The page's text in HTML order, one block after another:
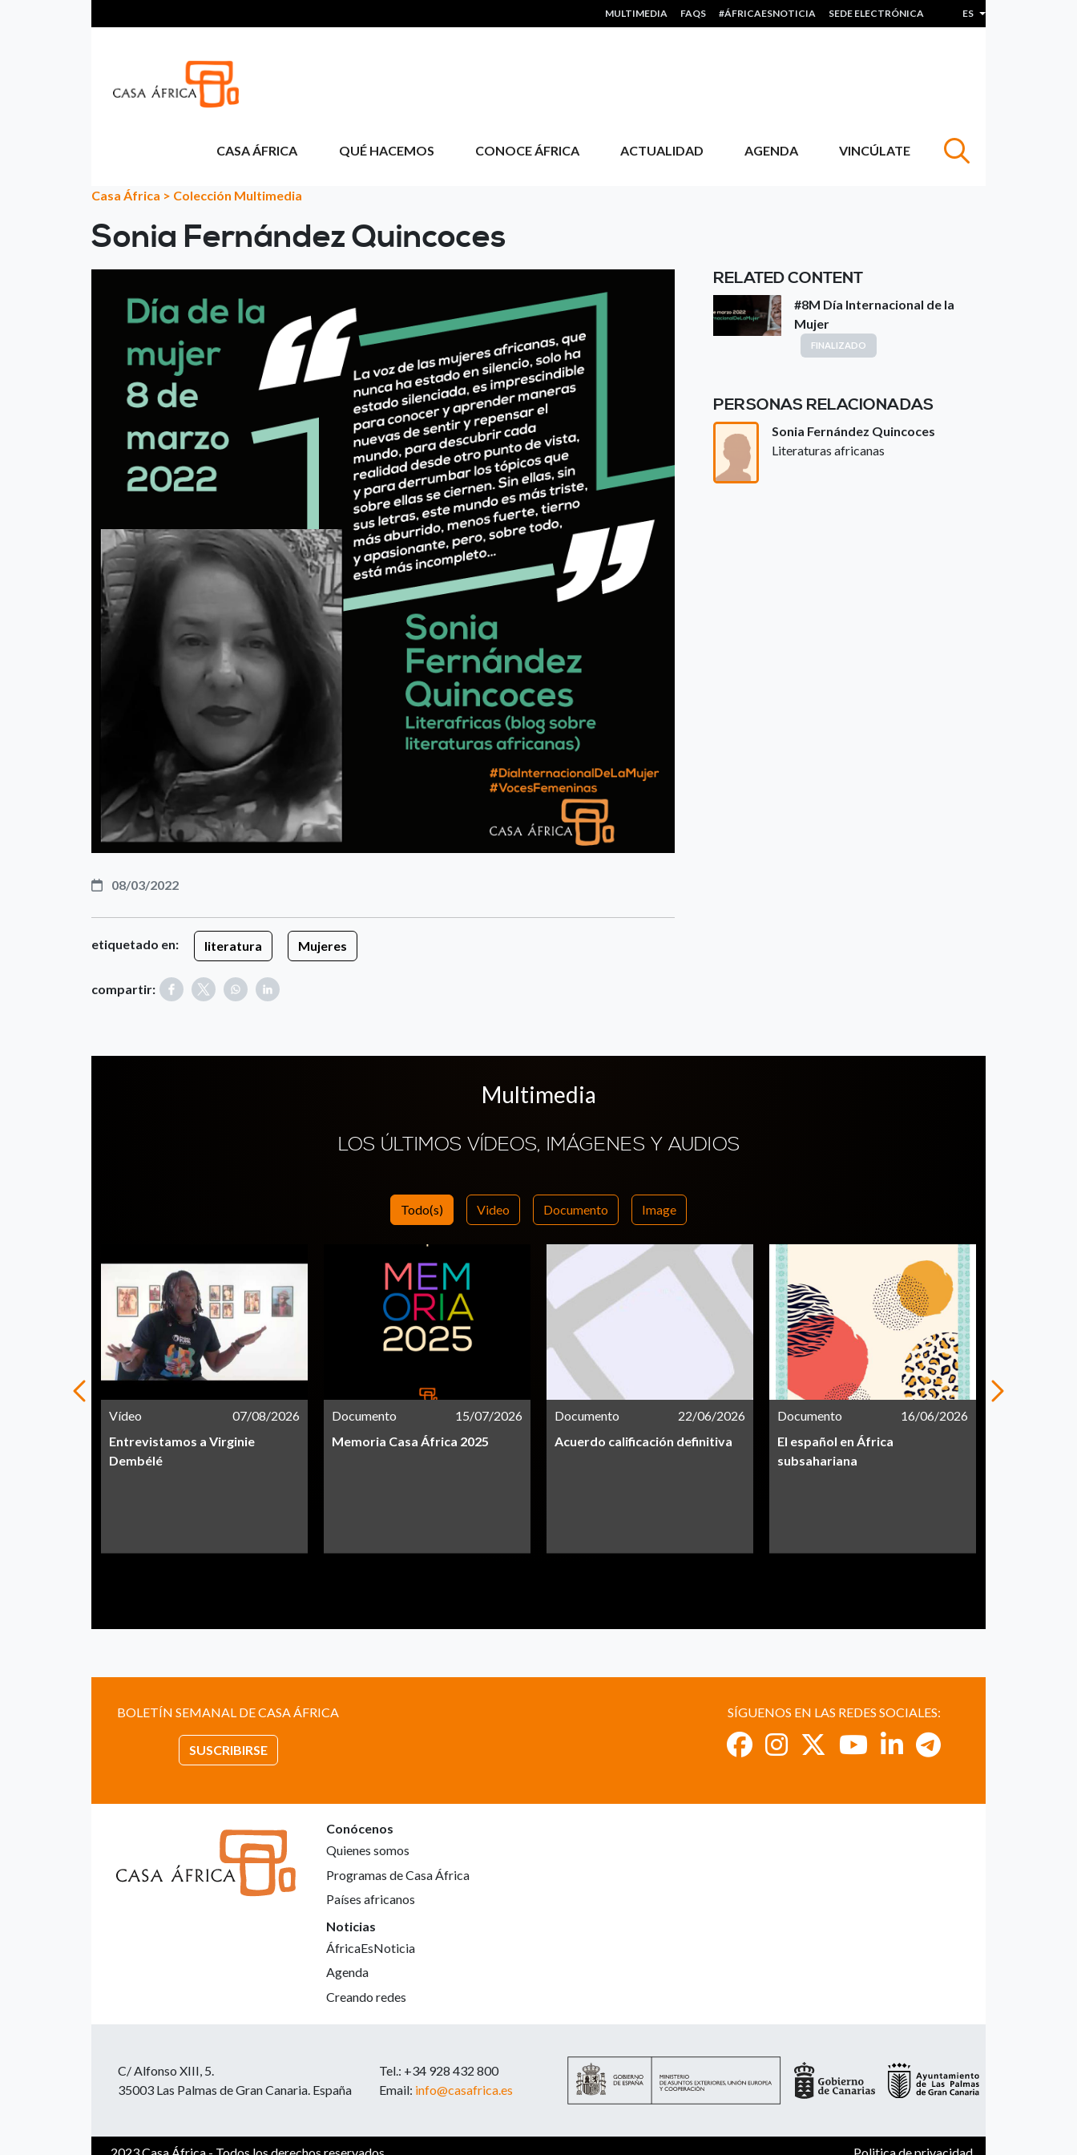
HEADER MENU
MULTIMEDIA FAQS #ÁFRICAESNOTICIA SEDE ELECTRÓNICA ES Lista adicional de
CASA ÁFRICA QUÉ HACEMOS CONOCE ÁFRICA ACTUALIDAD AGENDA VINCÚLATE
Casa África > Colección Multimedia
Sonia Fernández Quincoces
08/03/2022
etiquetado en: literatura Mujeres
compartir:
RELATED CONTENT
#8M Día Internacional de la
Mujer
FINALIZADO
PERSONAS RELACIONADAS
Sonia Fernández Quincoces
Literaturas africanas
Multimedia
LOS ÚLTIMOS VÍDEOS, IMÁGENES Y AUDIOS
Todo(s) Video Documento Image
Vídeo
07/08/2026
Entrevistamos a Virginie
Dembélé
Documento
15/07/2026
Memoria Casa África 2025
Documento
22/06/2026
Acuerdo calificación definitiva
Documento
16/06/2026
El español en África
subsahariana
BOLETÍN SEMANAL DE CASA ÁFRICA
SUSCRIBIRSE
SÍGUENOS EN LAS REDES SOCIALES:
Conócenos
Quienes somos
Programas de Casa África
Países africanos
Noticias
ÁfricaEsNoticia
Agenda
Creando redes
C/ Alfonso XIII, 5.
35003 Las Palmas de Gran Canaria. España
Tel.: +34 928 432 800
Email: info@casafrica.es